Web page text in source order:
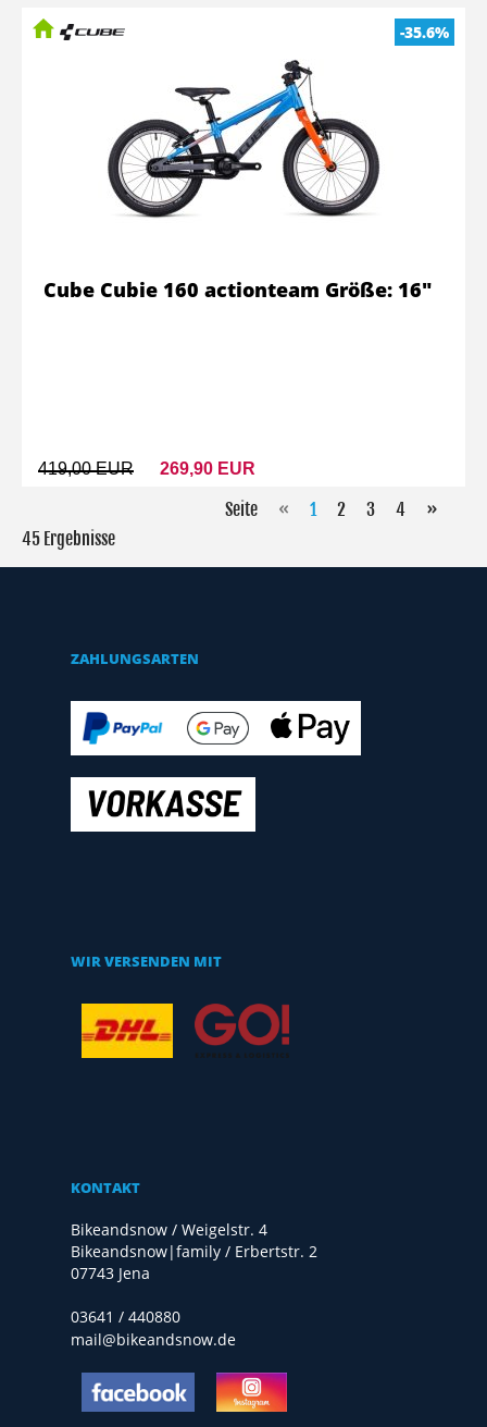
-35.6%
419,00 EUR 269,90 EUR
Cube Cubie 160 actionteam Größe: 16"
Seite « 1 2 3 4
»
45 Ergebnisse
ZAHLUNGSARTEN
WIR VERSENDEN MIT
KONTAKT
Bikeandsnow / Weigelstr. 4
Bikeandsnow|family / Erbertstr. 2
07743 Jena
03641 / 440880
mail@bikeandsnow.de